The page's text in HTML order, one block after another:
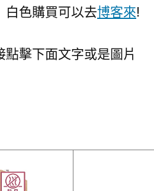
白色購買可以去博客來!
擊下面文字或是圖片